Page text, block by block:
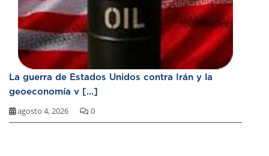
La guerra de Estados Unidos contra Irán y la
geoeconomía v [...]
agosto 4, 2026 0